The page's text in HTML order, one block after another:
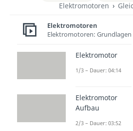
Elektromotoren
Wichtige
Elektromotoren
Elektromotoren: Grundlagen
Elektromotor
1/3 – Dauer: 04:14
Elektromotor
Aufbau
2/3 – Dauer: 03:52